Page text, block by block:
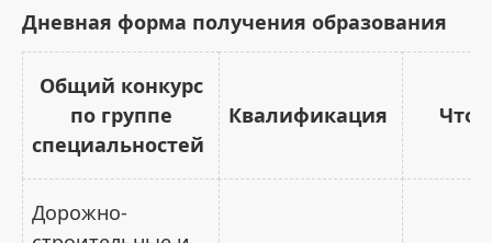
Дневная форма получения образования
Общий конкурс
по группе
специальностей
Квалификация Что
Дорожно-